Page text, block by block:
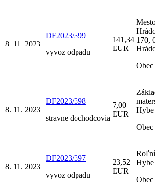
8. 11. 2023
DF2023/399
vyvoz odpadu
141,34
EUR
170,
8. 11. 2023
DF2023/398
stravne dochodcovia
7,00
EUR
Hybe
8. 11. 2023
DF2023/397
vyvoz odpadu
23,52
EUR
Hybe